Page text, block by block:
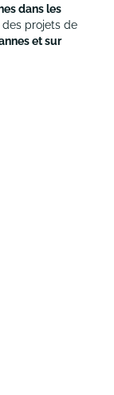
dans les
des projets de
et sur